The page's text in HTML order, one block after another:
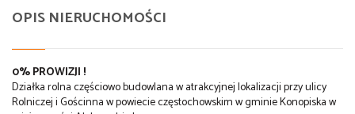
OPIS NIERUCHOMOŚCI
0% PROWIZJI !
Działka rolna częściowo budowlana w atrakcyjnej lokalizacji przy ulicy
Rolniczej i Gościnna w powiecie częstochowskim w gminie Konopiska w